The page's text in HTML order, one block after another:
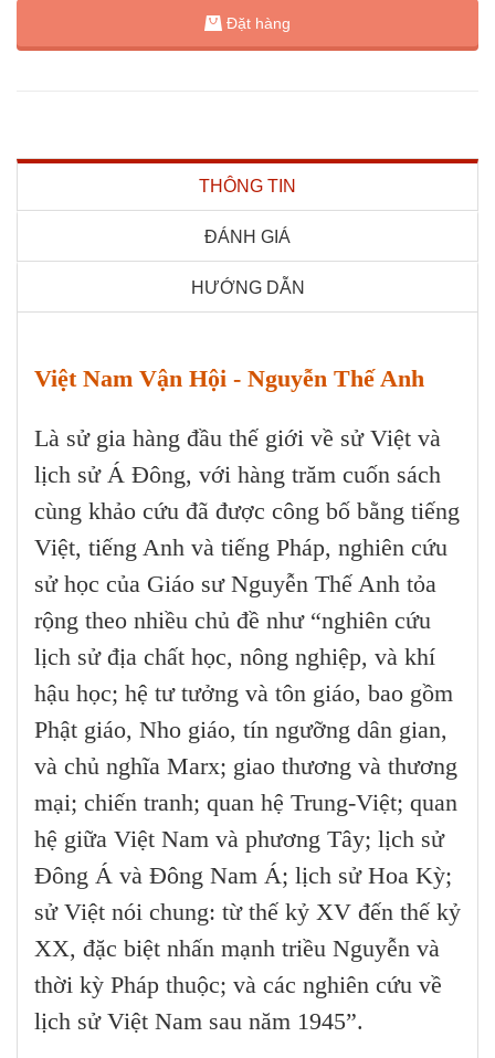
Đặt hàng
THÔNG TIN
ĐÁNH GIÁ
HƯỚNG DẪN
Việt Nam Vận Hội - Nguyễn Thế Anh
Là sử gia hàng đầu thế giới về sử Việt và
lịch sử Á Đông, với hàng trăm cuốn sách
cùng khảo cứu đã được công bố bằng tiếng
Việt, tiếng Anh và tiếng Pháp, nghiên cứu
sử học của Giáo sư Nguyễn Thế Anh tỏa
rộng theo nhiều chủ đề như “nghiên cứu
lịch sử địa chất học, nông nghiệp, và khí
hậu học; hệ tư tưởng và tôn giáo, bao gồm
Phật giáo, Nho giáo, tín ngưỡng dân gian,
và chủ nghĩa Marx; giao thương và thương
mại; chiến tranh; quan hệ Trung-Việt; quan
hệ giữa Việt Nam và phương Tây; lịch sử
Đông Á và Đông Nam Á; lịch sử Hoa Kỳ;
sử Việt nói chung: từ thế kỷ XV đến thế kỷ
XX, đặc biệt nhấn mạnh triều Nguyễn và
thời kỳ Pháp thuộc; và các nghiên cứu về
lịch sử Việt Nam sau năm 1945”.